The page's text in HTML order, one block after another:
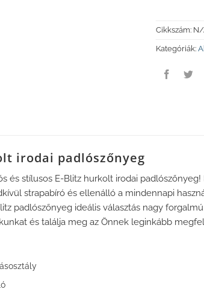
Cikkszám:
Kategóriák:
irodai padlószőnyeg
és stílusos E-Blitz hurkolt irodai
strapabíró és ellenálló a mindennapi
padlószőnyeg ideális választás nagy
és találja meg az Önnek leginkább